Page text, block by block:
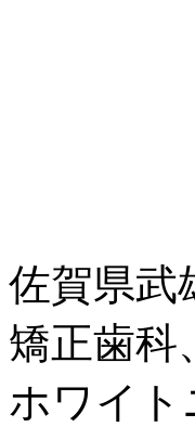
佐賀県武
矯正歯科
ホワイト